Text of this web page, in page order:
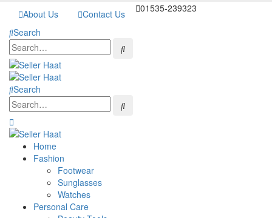
About Us Contact Us
01535-239323
Search
Search
Home
Fashion
Footwear
Sunglasses
Watches
Personal Care